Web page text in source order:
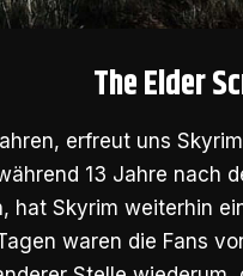
The Elder
erfreut uns
13 Jahre nach
hat Skyrim weiterhin
waren die Fans